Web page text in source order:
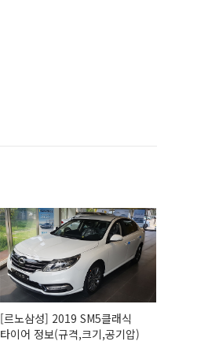
[르노삼성] 2019 SM5클래식
타이어 정보(규격,크기,공기압)